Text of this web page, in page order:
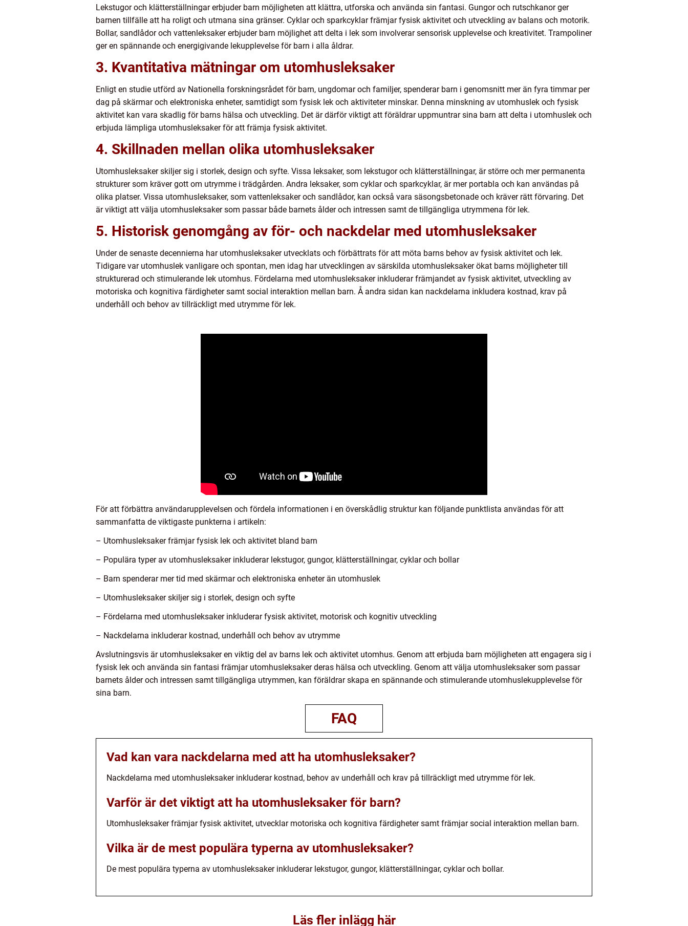
Lekstugor och klätterställningar erbjuder barn möjligheten att klättra, utforska och använda sin fantasi. Gungor och rutschkanor ger
barnen tillfälle att ha roligt och utmana sina gränser. Cyklar och sparkcyklar främjar fysisk aktivitet och utveckling av balans och motorik.
Bollar, sandlådor och vattenleksaker erbjuder barn möjlighet att delta i lek som involverar sensorisk upplevelse och kreativitet. Trampoliner
ger en spännande och energigivande lekupplevelse för barn i alla åldrar.
3. Kvantitativa mätningar om utomhusleksaker
Enligt en studie utförd av Nationella forskningsrådet för barn, ungdomar och familjer, spenderar barn i genomsnitt mer än fyra timmar per
dag på skärmar och elektroniska enheter, samtidigt som fysisk lek och aktiviteter minskar. Denna minskning av utomhuslek och fysisk
aktivitet kan vara skadlig för barns hälsa och utveckling. Det är därför viktigt att föräldrar uppmuntrar sina barn att delta i utomhuslek och
erbjuda lämpliga utomhusleksaker för att främja fysisk aktivitet.
4. Skillnaden mellan olika utomhusleksaker
Utomhusleksaker skiljer sig i storlek, design och syfte. Vissa leksaker, som lekstugor och klätterställningar, är större och mer permanenta
strukturer som kräver gott om utrymme i trädgården. Andra leksaker, som cyklar och sparkcyklar, är mer portabla och kan användas på
olika platser. Vissa utomhusleksaker, som vattenleksaker och sandlådor, kan också vara säsongsbetonade och kräver rätt förvaring. Det
är viktigt att välja utomhusleksaker som passar både barnets ålder och intressen samt de tillgängliga utrymmena för lek.
5. Historisk genomgång av för- och nackdelar med utomhusleksaker
Under de senaste decennierna har utomhusleksaker utvecklats och förbättrats för att möta barns behov av fysisk aktivitet och lek.
Tidigare var utomhuslek vanligare och spontan, men idag har utvecklingen av särskilda utomhusleksaker ökat barns möjligheter till
strukturerad och stimulerande lek utomhus. Fördelarna med utomhusleksaker inkluderar främjandet av fysisk aktivitet, utveckling av
motoriska och kognitiva färdigheter samt social interaktion mellan barn. Å andra sidan kan nackdelarna inkludera kostnad, krav på
underhåll och behov av tillräckligt med utrymme för lek.
För att förbättra användarupplevelsen och fördela informationen i en överskådlig struktur kan följande punktlista användas för att
sammanfatta de viktigaste punkterna i artikeln:
– Utomhusleksaker främjar fysisk lek och aktivitet bland barn
– Populära typer av utomhusleksaker inkluderar lekstugor, gungor, klätterställningar, cyklar och bollar
– Barn spenderar mer tid med skärmar och elektroniska enheter än utomhuslek
– Utomhusleksaker skiljer sig i storlek, design och syfte
– Fördelarna med utomhusleksaker inkluderar fysisk aktivitet, motorisk och kognitiv utveckling
– Nackdelarna inkluderar kostnad, underhåll och behov av utrymme
Avslutningsvis är utomhusleksaker en viktig del av barns lek och aktivitet utomhus. Genom att erbjuda barn möjligheten att engagera sig i
fysisk lek och använda sin fantasi främjar utomhusleksaker deras hälsa och utveckling. Genom att välja utomhusleksaker som passar
barnets ålder och intressen samt tillgängliga utrymmen, kan föräldrar skapa en spännande och stimulerande utomhuslekupplevelse för
sina barn.
FAQ
Vad kan vara nackdelarna med att ha utomhusleksaker?
Nackdelarna med utomhusleksaker inkluderar kostnad, behov av underhåll och krav på tillräckligt med utrymme för lek.
Varför är det viktigt att ha utomhusleksaker för barn?
Utomhusleksaker främjar fysisk aktivitet, utvecklar motoriska och kognitiva färdigheter samt främjar social interaktion mellan barn.
Vilka är de mest populära typerna av utomhusleksaker?
De mest populära typerna av utomhusleksaker inkluderar lekstugor, gungor, klätterställningar, cyklar och bollar.
Läs fler inlägg här